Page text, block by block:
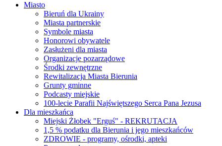
Miasto
Bieruń dla Ukrainy
Miasta partnerskie
Symbole miasta
Honorowi obywatele
Zasłużeni dla miasta
Organizacje pozarządowe
Środki zewnętrzne
Rewitalizacja Miasta Bierunia
Grunty gminne
Podcasty miejskie
100-lecie Parafii Najświętszego Serca Pana Jezusa
Dla mieszkańca
Miejski Żłobek "Erguś" - REKRUTACJA
1,5 % podatku dla Bierunia i jego mieszkańców
ZDROWIE - programy, ośrodki, apteki